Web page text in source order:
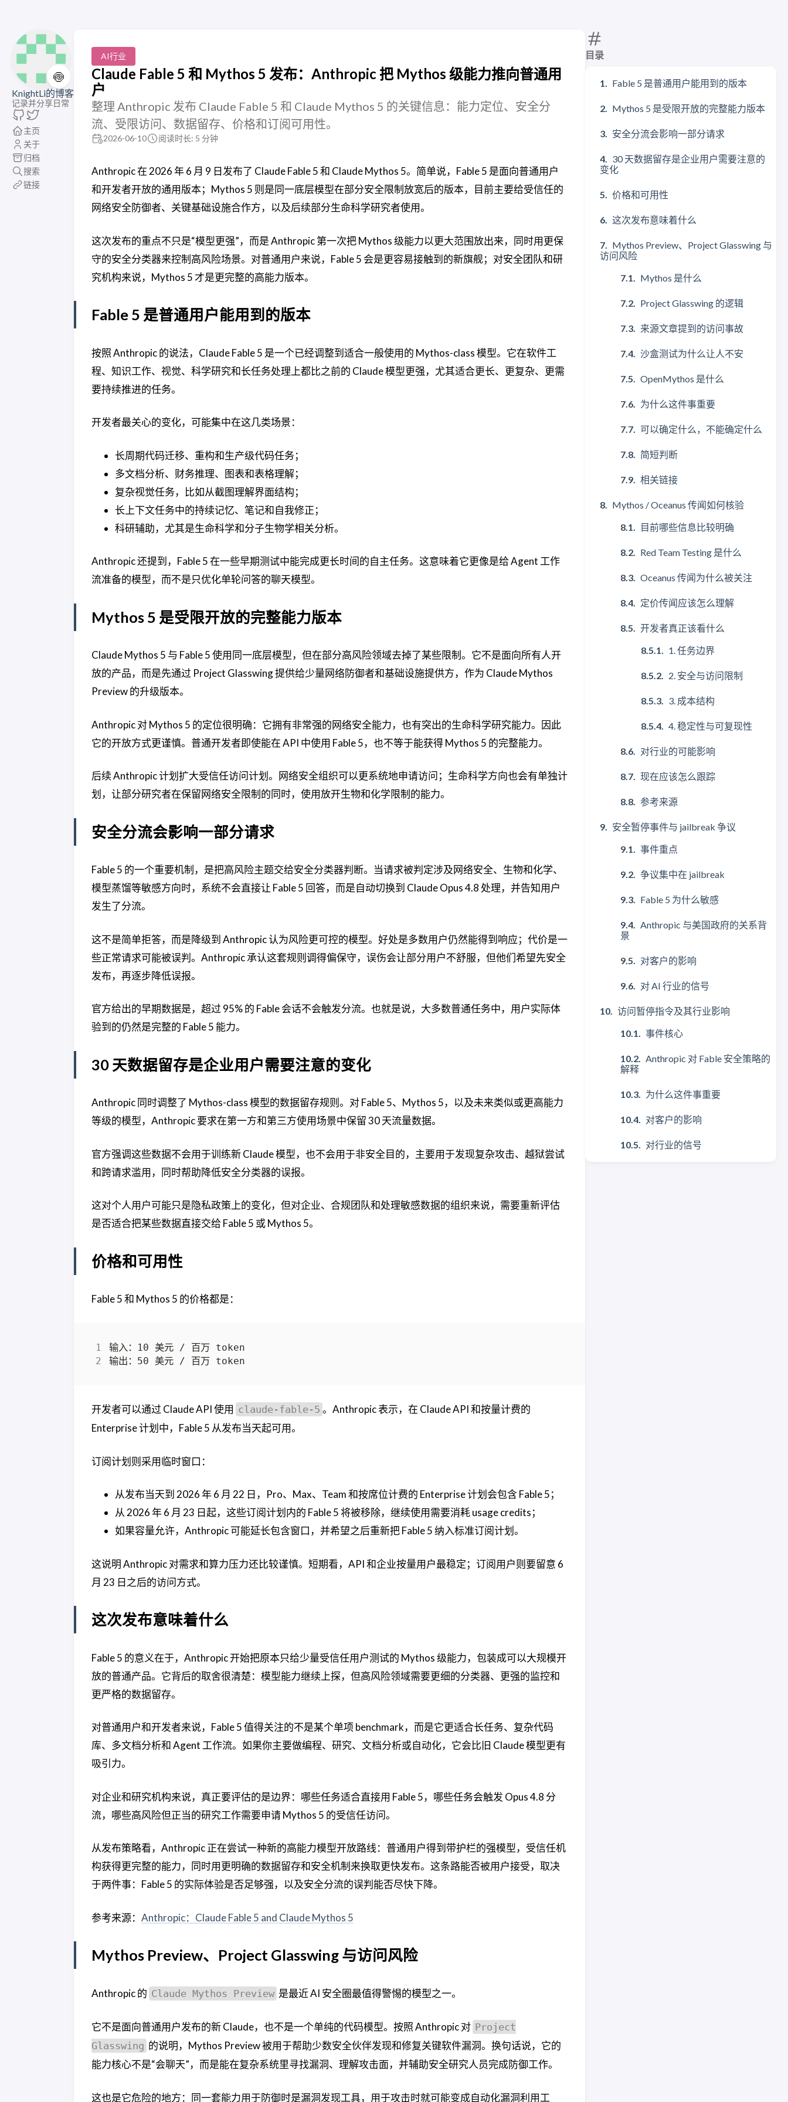
🍥
KnightLi的博客
记录并分享日常
主页
关于
归档
搜索
链接
目录
Fable 5 是普通用户能用到的版本
Mythos 5 是受限开放的完整能力版本
安全分流会影响一部分请求
30 天数据留存是企业用户需要注意的
变化
价格和可用性
这次发布意味着什么
Mythos Preview、Project Glasswing 与
访问风险
Mythos 是什么
Project Glasswing 的逻辑
来源文章提到的访问事故
沙盒测试为什么让人不安
OpenMythos 是什么
为什么这件事重要
可以确定什么，不能确定什么
简短判断
相关链接
Mythos / Oceanus 传闻如何核验
目前哪些信息比较明确
Red Team Testing 是什么
Oceanus 传闻为什么被关注
定价传闻应该怎么理解
开发者真正该看什么
1. 任务边界
2. 安全与访问限制
3. 成本结构
4. 稳定性与可复现性
对行业的可能影响
现在应该怎么跟踪
参考来源
安全暂停事件与 jailbreak 争议
事件重点
争议集中在 jailbreak
Fable 5 为什么敏感
Anthropic 与美国政府的关系背
景
对客户的影响
对 AI 行业的信号
访问暂停指令及其行业影响
事件核心
Anthropic 对 Fable 安全策略的
解释
为什么这件事重要
对客户的影响
对行业的信号
AI行业
Claude Fable 5 和 Mythos 5 发布：Anthropic 把 Mythos 级能力推向普通用
户
整理 Anthropic 发布 Claude Fable 5 和 Claude Mythos 5 的关键信息：能力定位、安全分
流、受限访问、数据留存、价格和订阅可用性。
2026-06-10 阅读时长: 5 分钟
Anthropic 在 2026 年 6 月 9 日发布了 Claude Fable 5 和 Claude Mythos 5。简单说，Fable 5 是面向普通用户
和开发者开放的通用版本；Mythos 5 则是同一底层模型在部分安全限制放宽后的版本，目前主要给受信任的
网络安全防御者、关键基础设施合作方，以及后续部分生命科学研究者使用。
这次发布的重点不只是“模型更强”，而是 Anthropic 第一次把 Mythos 级能力以更大范围放出来，同时用更保
守的安全分类器来控制高风险场景。对普通用户来说，Fable 5 会是更容易接触到的新旗舰；对安全团队和研
究机构来说，Mythos 5 才是更完整的高能力版本。
Fable 5 是普通用户能用到的版本
按照 Anthropic 的说法，Claude Fable 5 是一个已经调整到适合一般使用的 Mythos-class 模型。它在软件工
程、知识工作、视觉、科学研究和长任务处理上都比之前的 Claude 模型更强，尤其适合更长、更复杂、更需
要持续推进的任务。
开发者最关心的变化，可能集中在这几类场景：
长周期代码迁移、重构和生产级代码任务；
多文档分析、财务推理、图表和表格理解；
复杂视觉任务，比如从截图理解界面结构；
长上下文任务中的持续记忆、笔记和自我修正；
科研辅助，尤其是生命科学和分子生物学相关分析。
Anthropic 还提到，Fable 5 在一些早期测试中能完成更长时间的自主任务。这意味着它更像是给 Agent 工作
流准备的模型，而不是只优化单轮问答的聊天模型。
Mythos 5 是受限开放的完整能力版本
Claude Mythos 5 与 Fable 5 使用同一底层模型，但在部分高风险领域去掉了某些限制。它不是面向所有人开
放的产品，而是先通过 Project Glasswing 提供给少量网络防御者和基础设施提供方，作为 Claude Mythos
Preview 的升级版本。
Anthropic 对 Mythos 5 的定位很明确：它拥有非常强的网络安全能力，也有突出的生命科学研究能力。因此
它的开放方式更谨慎。普通开发者即使能在 API 中使用 Fable 5，也不等于能获得 Mythos 5 的完整能力。
后续 Anthropic 计划扩大受信任访问计划。网络安全组织可以更系统地申请访问；生命科学方向也会有单独计
划，让部分研究者在保留网络安全限制的同时，使用放开生物和化学限制的能力。
安全分流会影响一部分请求
Fable 5 的一个重要机制，是把高风险主题交给安全分类器判断。当请求被判定涉及网络安全、生物和化学、
模型蒸馏等敏感方向时，系统不会直接让 Fable 5 回答，而是自动切换到 Claude Opus 4.8 处理，并告知用户
发生了分流。
这不是简单拒答，而是降级到 Anthropic 认为风险更可控的模型。好处是多数用户仍然能得到响应；代价是一
些正常请求可能被误判。Anthropic 承认这套规则调得偏保守，误伤会让部分用户不舒服，但他们希望先安全
发布，再逐步降低误报。
官方给出的早期数据是，超过 95% 的 Fable 会话不会触发分流。也就是说，大多数普通任务中，用户实际体
验到的仍然是完整的 Fable 5 能力。
30 天数据留存是企业用户需要注意的变化
Anthropic 同时调整了 Mythos-class 模型的数据留存规则。对 Fable 5、Mythos 5，以及未来类似或更高能力
等级的模型，Anthropic 要求在第一方和第三方使用场景中保留 30 天流量数据。
官方强调这些数据不会用于训练新 Claude 模型，也不会用于非安全目的，主要用于发现复杂攻击、越狱尝试
和跨请求滥用，同时帮助降低安全分类器的误报。
这对个人用户可能只是隐私政策上的变化，但对企业、合规团队和处理敏感数据的组织来说，需要重新评估
是否适合把某些数据直接交给 Fable 5 或 Mythos 5。
价格和可用性
Fable 5 和 Mythos 5 的价格都是：
开发者可以通过 Claude API 使用 claude-fable-5 。Anthropic 表示，在 Claude API 和按量计费的
Enterprise 计划中，Fable 5 从发布当天起可用。
订阅计划则采用临时窗口：
从发布当天到 2026 年 6 月 22 日，Pro、Max、Team 和按席位计费的 Enterprise 计划会包含 Fable 5；
从 2026 年 6 月 23 日起，这些订阅计划内的 Fable 5 将被移除，继续使用需要消耗 usage credits；
如果容量允许，Anthropic 可能延长包含窗口，并希望之后重新把 Fable 5 纳入标准订阅计划。
这说明 Anthropic 对需求和算力压力还比较谨慎。短期看，API 和企业按量用户最稳定；订阅用户则要留意 6
月 23 日之后的访问方式。
这次发布意味着什么
Fable 5 的意义在于，Anthropic 开始把原本只给少量受信任用户测试的 Mythos 级能力，包装成可以大规模开
放的普通产品。它背后的取舍很清楚：模型能力继续上探，但高风险领域需要更细的分类器、更强的监控和
更严格的数据留存。
对普通用户和开发者来说，Fable 5 值得关注的不是某个单项 benchmark，而是它更适合长任务、复杂代码
库、多文档分析和 Agent 工作流。如果你主要做编程、研究、文档分析或自动化，它会比旧 Claude 模型更有
吸引力。
对企业和研究机构来说，真正要评估的是边界：哪些任务适合直接用 Fable 5，哪些任务会触发 Opus 4.8 分
流，哪些高风险但正当的研究工作需要申请 Mythos 5 的受信任访问。
从发布策略看，Anthropic 正在尝试一种新的高能力模型开放路线：普通用户得到带护栏的强模型，受信任机
构获得更完整的能力，同时用更明确的数据留存和安全机制来换取更快发布。这条路能否被用户接受，取决
于两件事：Fable 5 的实际体验是否足够强，以及安全分流的误判能否尽快下降。
参考来源： Anthropic：Claude Fable 5 and Claude Mythos 5
Mythos Preview、Project Glasswing 与访问风险
Anthropic 的 Claude Mythos Preview 是最近 AI 安全圈最值得警惕的模型之一。
它不是面向普通用户发布的新 Claude，也不是一个单纯的代码模型。按照 Anthropic 对 Project
Glasswing 的说明，Mythos Preview 被用于帮助少数安全伙伴发现和修复关键软件漏洞。换句话说，它的
能力核心不是“会聊天”，而是能在复杂系统里寻找漏洞、理解攻击面，并辅助安全研究人员完成防御工作。
这也是它危险的地方：同一套能力用于防御时是漏洞发现工具，用于攻击时就可能变成自动化漏洞利用工